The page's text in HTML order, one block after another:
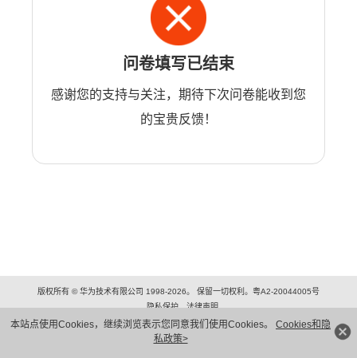
本站点使用Cookies，继续浏览表示您同意我们使用Cookies。 Cookies和隐
私政策>
问卷填写已结束
感谢您的支持与关注，期待下次问卷能收到您
的宝贵反馈！
版权所有 © 华为技术有限公司 1998-2026。 保留一切权利。粤A2-20044005号
隐私保护
法律声明